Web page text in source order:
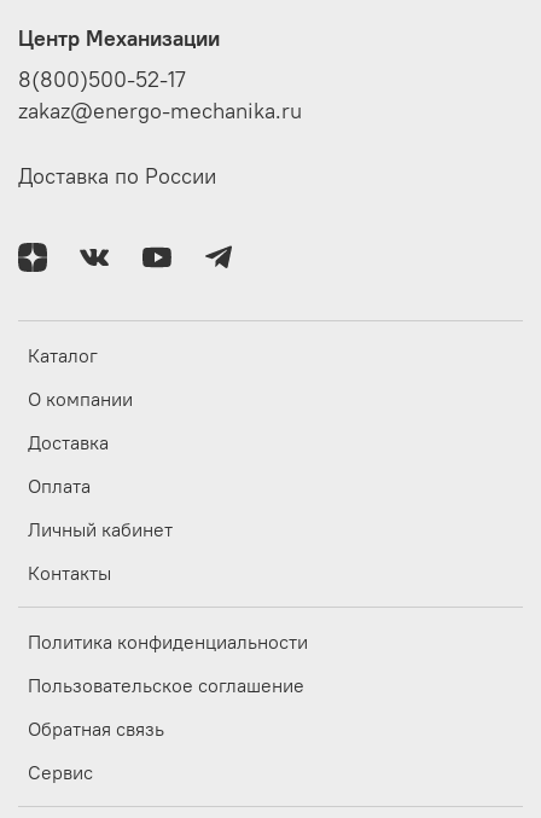
Каталог
О компании
Доставка
Оплата
Личный кабинет
Контакты
Политика конфиденциальности
Пользовательское соглашение
Обратная связь
Сервис
Центр Механизации
8(800)500-52-17
zakaz@energo-mechanika.ru
Доставка по России